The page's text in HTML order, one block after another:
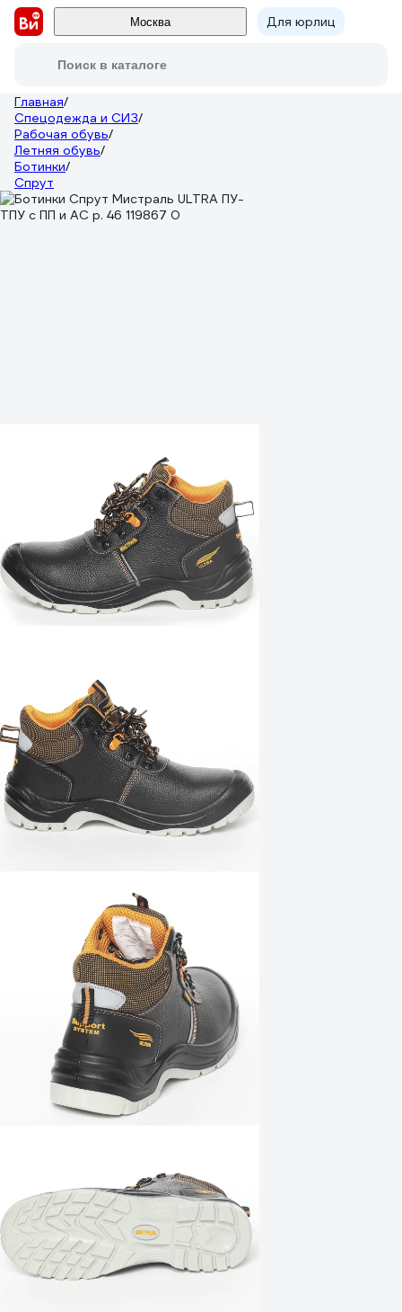
Москва Для юрлиц
Поиск в каталоге
Главная/
Спецодежда и СИЗ/
Рабочая обувь/
Летняя обувь/
Ботинки/
Спрут